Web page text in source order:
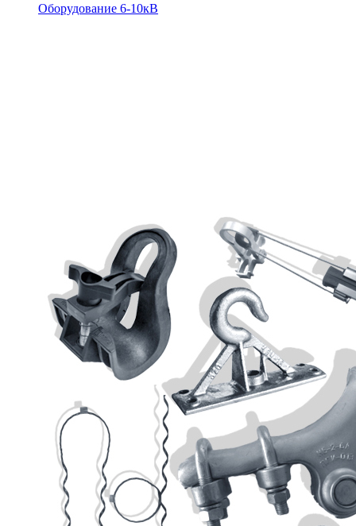
Оборудование 6-10кВ